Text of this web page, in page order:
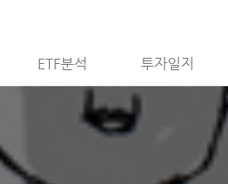
ETF분석 투자일지